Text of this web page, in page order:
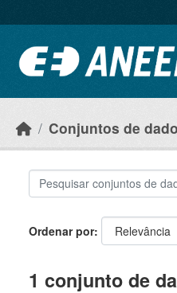
Conjuntos de
Ordenar por
1 conjunto de